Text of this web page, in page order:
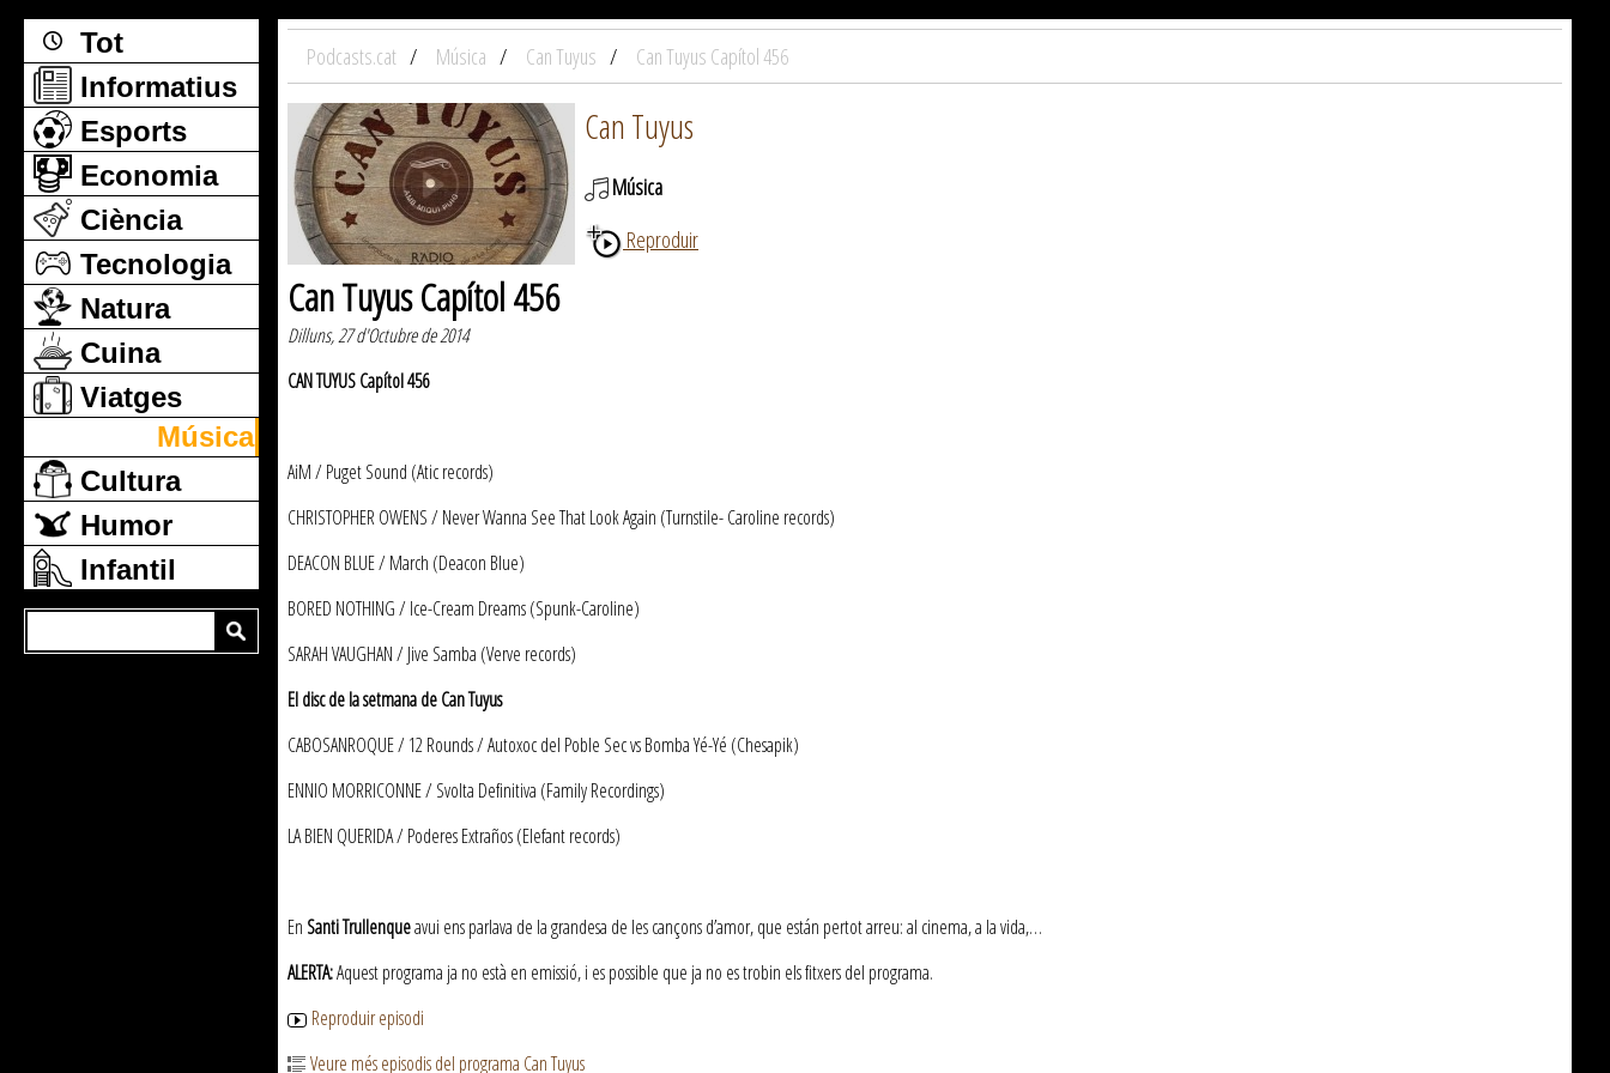
Tot
Informatius
Esports
Economia
Ciència
Tecnologia
Natura
Cuina
Viatges
Música
Cultura
Humor
Infantil
Podcasts.cat Música Can Tuyus Can Tuyus Capítol 456
Can Tuyus
Música
Reproduir
Can Tuyus Capítol 456
Dilluns, 27 d'Octubre de 2014
CAN TUYUS Capítol 456
AiM / Puget Sound (Atic records)
CHRISTOPHER OWENS / Never Wanna See That Look Again (Turnstile- Caroline records)
DEACON BLUE / March (Deacon Blue)
BORED NOTHING / Ice-Cream Dreams (Spunk-Caroline)
SARAH VAUGHAN / Jive Samba (Verve records)
El disc de la setmana de Can Tuyus
CABOSANROQUE / 12 Rounds / Autoxoc del Poble Sec vs Bomba Yé-Yé (Chesapik)
ENNIO MORRICONNE / Svolta Definitiva (Family Recordings)
LA BIEN QUERIDA / Poderes Extraños (Elefant records)
En Santi Trullenqueavui ens parlava de la grandesa de les cançons d’amor, que están pertot arreu: al cinema, a la vida,…
ALERTA:Aquest programa ja no està en emissió, i es possible que ja no es trobin els fitxers del programa.
Reproduir episodi
Veure més episodis del programa Can Tuyus